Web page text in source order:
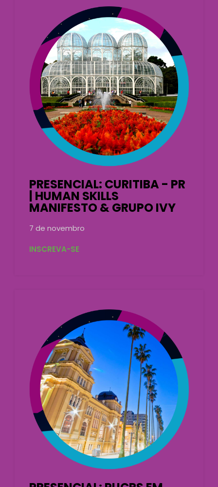
PRESENCIAL: CURITIBA - PR
| HUMAN SKILLS
MANIFESTO & GRUPO IVY
7 de novembro
INSCREVA-SE